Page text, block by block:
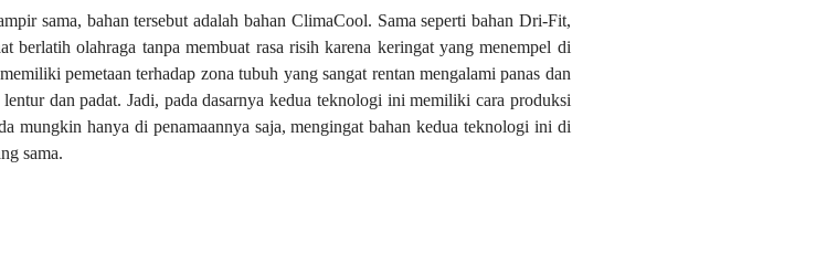
sama, bahan tersebut adalah bahan ClimaCool. Sama seperti bahan Dri-Fit,
berlatih olahraga tanpa membuat rasa risih karena keringat yang menempel di
pemetaan terhadap zona tubuh yang sangat rentan mengalami panas dan
dan padat. Jadi, pada dasarnya kedua teknologi ini memiliki cara produksi
mungkin hanya di penamaannya saja, mengingat bahan kedua teknologi ini di
sama.